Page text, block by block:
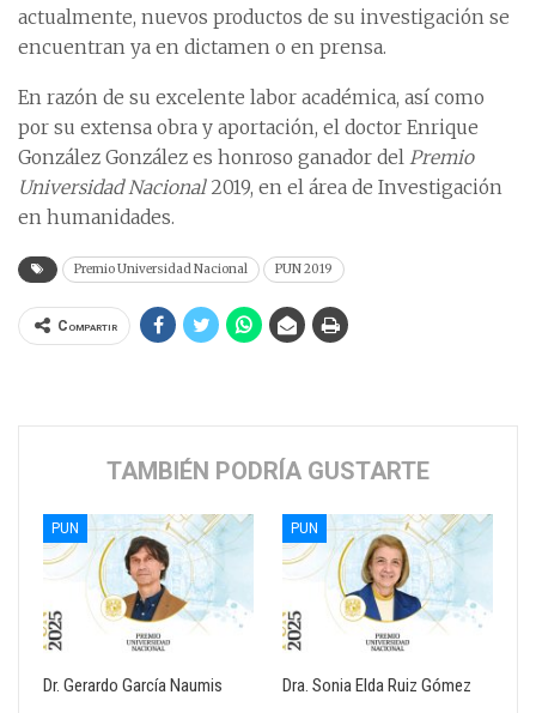
actualmente, nuevos productos de su investigación se
encuentran ya en dictamen o en prensa.
En razón de su excelente labor académica, así como
por su extensa obra y aportación, el doctor Enrique
González González es honroso ganador del Premio
Universidad Nacional2019, en el área de Investigación
en humanidades.
Premio Universidad Nacional PUN 2019
Compartir
TAMBIÉN PODRÍA GUSTARTE
PUN
Dr. Gerardo García Naumis
PUN
Dra. Sonia Elda Ruiz Gómez